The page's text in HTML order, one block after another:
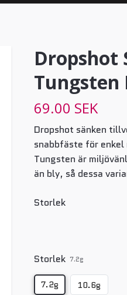
Dropshot
Tungsten
69.00 SEK
Dropshot sänken
snabbfäste för
Tungsten är
än bly, så dessa
Storlek
Storlek 7.2g
7.2g 10.6g